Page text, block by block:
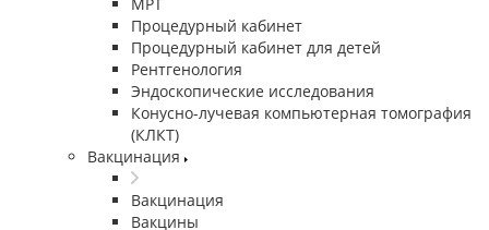
Процедурный кабинет
Процедурный кабинет для детей
Рентгенология
Эндоскопические исследования
Конусно-лучевая компьютерная томография
(КЛКТ)
Вакцинация
Вакцинация
Вакцины